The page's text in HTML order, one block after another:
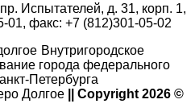
Испытателей, д. 31, корп. 1,
01, факс: +7 (812)301-05-02
Внутригородское
города федерального
Петербурга
Долгое
|| Copyright 2026 ©